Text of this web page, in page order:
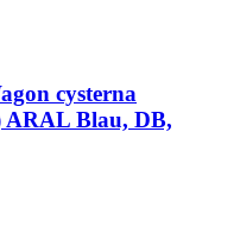
cysterna
ARAL Blau, DB,